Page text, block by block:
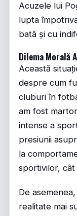
Acuzele lui
lupta
bată și cu
Dilema Morală
Această
despre cum
cluburi în
am fost
intense a
presiunii
la
sportivilor, cât
De
realitate mai